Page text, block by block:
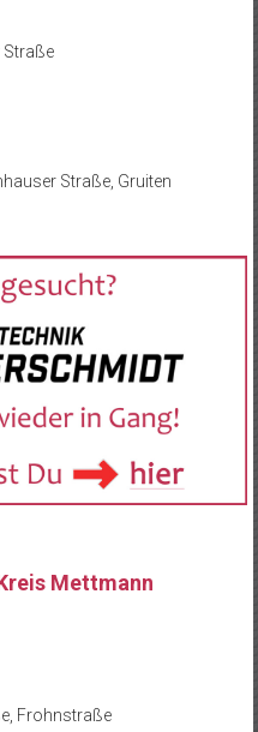
Straße
Straße, Gruiten
Mettmann
Frohnstraße